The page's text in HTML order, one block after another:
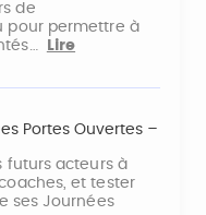
de
pour permettre à
Lire
Portes Ouvertes –
futurs acteurs à
et tester
ses Journées